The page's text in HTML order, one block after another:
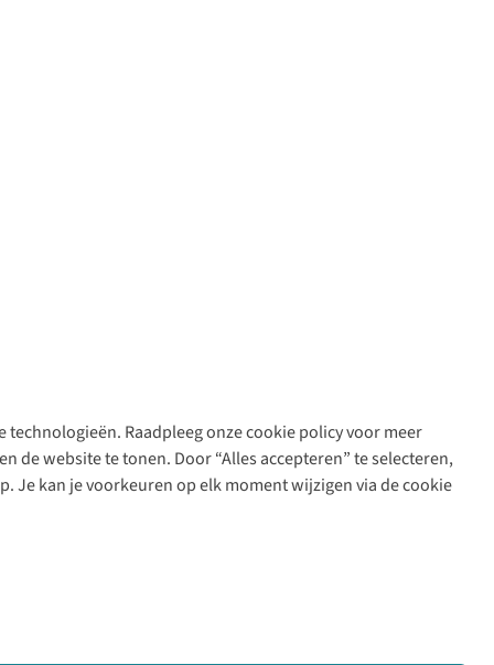
Raadpleeg onze cookie policy voor meer
website te tonen. Door “Alles accepteren” te selecteren,
Je kan je voorkeuren op elk moment wijzigen via de cookie